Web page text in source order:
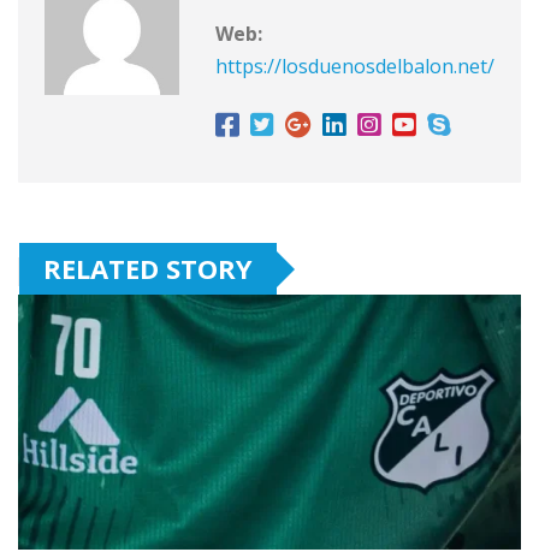
Web:
https://losduenosdelbalon.net/
RELATED STORY